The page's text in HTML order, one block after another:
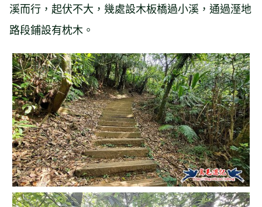
溪而行，起伏不大，幾處設木板橋過小溪，通過溼地
路段鋪設有枕木。